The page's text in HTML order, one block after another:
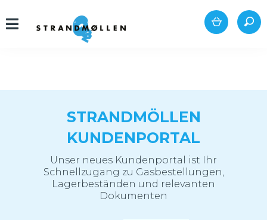
STRANDMÖLLEN
KUNDENPORTAL
Unser neues Kundenportal ist Ihr
Schnellzugang zu Gasbestellungen,
Lagerbeständen und relevanten
Dokumenten